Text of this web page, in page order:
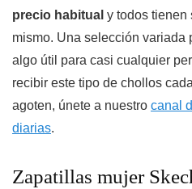
precio habitual y todos tienen
mismo. Una selección variada
algo útil para casi cualquier
recibir este tipo de chollos
agoten, únete a nuestro canal
diarias.
Zapatillas mujer